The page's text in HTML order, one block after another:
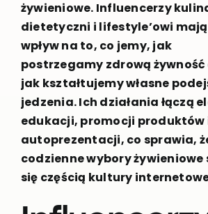
żywieniowe. Influencerzy
dietetyczni i lifestyle’owi
wpływ na to, co jemy, jak
postrzegamy zdrową żywność
jak kształtujemy własne
jedzenia. Ich działania łączą
edukacji, promocji produktów
autoprezentacji, co sprawia,
codzienne wybory żywieniowe
się częścią kultury